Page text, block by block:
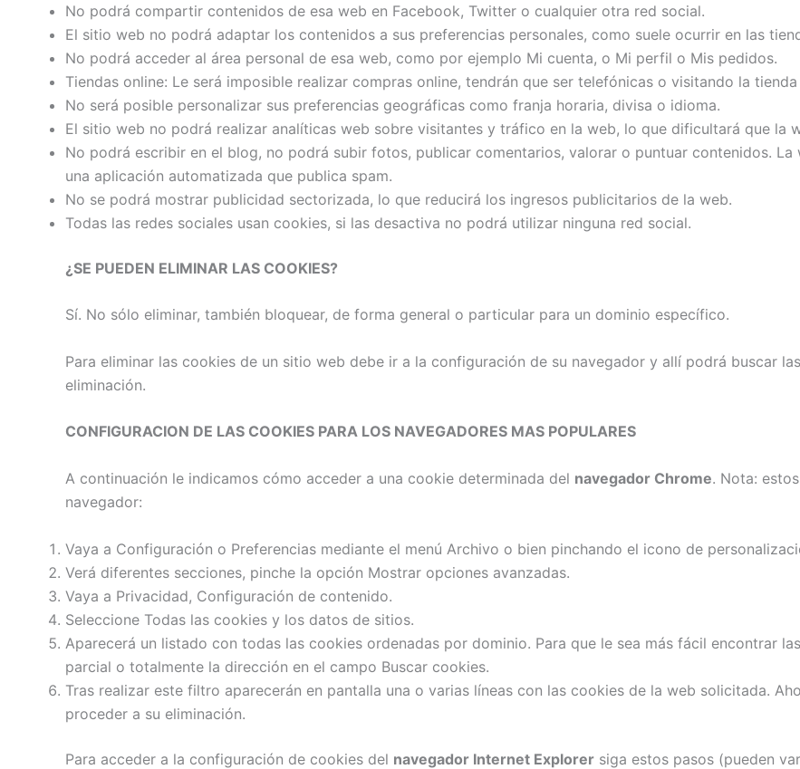
No podrá compartir contenidos de esa web en Facebook, Twitter o cualquier otra red social.
El sitio web no podrá adaptar los contenidos a sus preferencias personales, como suele ocurrir en las
No podrá acceder al área personal de esa web, como por ejemplo Mi cuenta, o Mi perfil o Mis pedidos.
Tiendas online: Le será imposible realizar compras online, tendrán que ser telefónicas o visitando la
No será posible personalizar sus preferencias geográficas como franja horaria, divisa o idioma.
El sitio web no podrá realizar analíticas web sobre visitantes y tráfico en la web, lo que dificultará que la
No podrá escribir en el blog, no podrá subir fotos, publicar comentarios, valorar o puntuar contenidos.
una aplicación automatizada que publica spam.
No se podrá mostrar publicidad sectorizada, lo que reducirá los ingresos publicitarios de la web.
Todas las redes sociales usan cookies, si las desactiva no podrá utilizar ninguna red social.
¿SE PUEDEN ELIMINAR LAS COOKIES?
Sí. No sólo eliminar, también bloquear, de forma general o particular para un dominio específico.
Para eliminar las cookies de un sitio web debe ir a la configuración de su navegador y allí podrá buscar
eliminación.
CONFIGURACION DE LAS COOKIES PARA LOS NAVEGADORES MAS POPULARES
A continuación le indicamos cómo acceder a una cookie determinada del navegador Chrome. Nota:
navegador:
Vaya a Configuración o Preferencias mediante el menú Archivo o bien pinchando el icono de
Verá diferentes secciones, pinche la opción Mostrar opciones avanzadas.
Vaya a Privacidad, Configuración de contenido.
Seleccione Todas las cookies y los datos de sitios.
Aparecerá un listado con todas las cookies ordenadas por dominio. Para que le sea más fácil encontrar
parcial o totalmente la dirección en el campo Buscar cookies.
Tras realizar este filtro aparecerán en pantalla una o varias líneas con las cookies de la web solicitada.
proceder a su eliminación.
Para acceder a la configuración de cookies del navegador Internet Explorer siga estos pasos (pueden